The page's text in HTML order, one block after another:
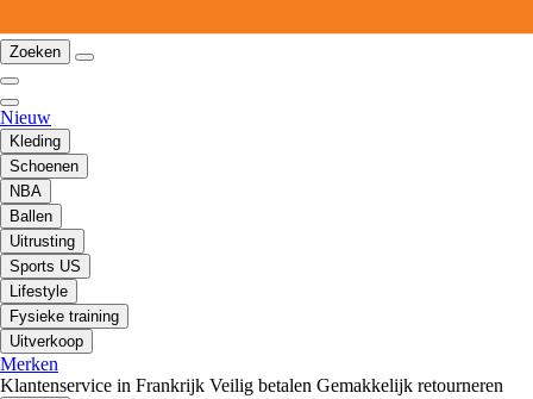
Zoeken
Nieuw
Kleding
Schoenen
NBA
Ballen
Uitrusting
Sports US
Lifestyle
Fysieke training
Uitverkoop
Merken
Klantenservice in Frankrijk Veilig betalen Gemakkelijk retourneren